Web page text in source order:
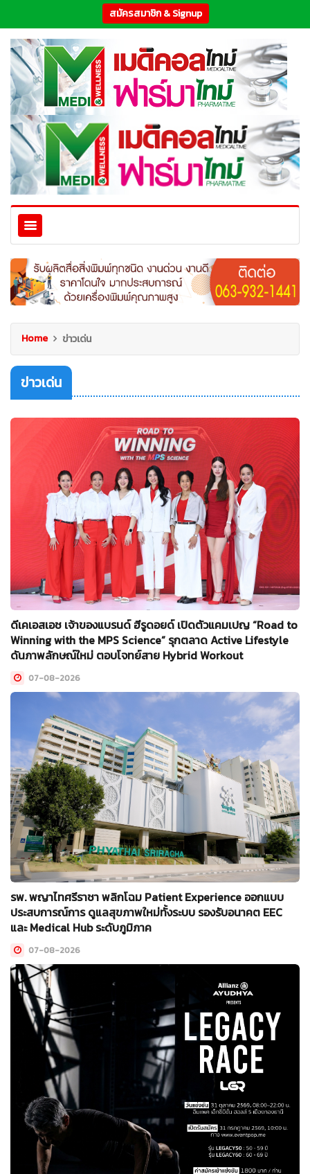
สมัครสมาชิก & Signup
Home ข่าวเด่น
ข่าวเด่น
ดีเคเอสเอช เจ้าของแบรนด์ ฮีรูดอยด์ เปิดตัวแคมเปญ “Road to
Winning with the MPS Science” รุกตลาด Active Lifestyle
ดันภาพลักษณ์ใหม่ ตอบโจทย์สาย Hybrid Workout
07-08-2026
รพ. พญาไทศรีราชา พลิกโฉม Patient Experience ออกแบบ
ประสบการณ์การ ดูแลสุขภาพใหม่ทั้งระบบ รองรับอนาคต EEC
และ Medical Hub ระดับภูมิภาค
07-08-2026